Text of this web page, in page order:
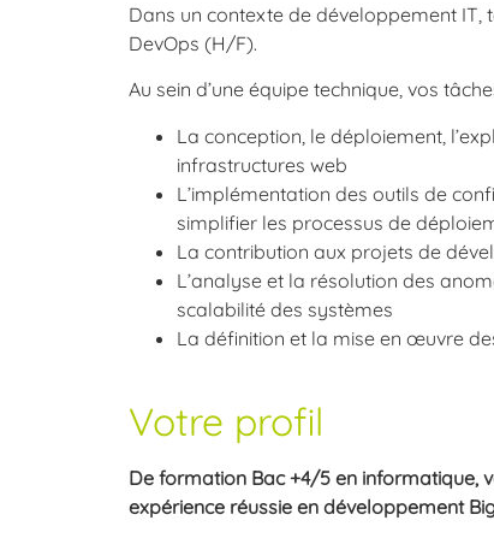
Dans un contexte de développement
DevOps (H/F).
Au sein d’une équipe technique, vos
La conception, le déploiement,
infrastructures web
L’implémentation des outils de
simplifier les processus de
La contribution aux projets de
L’analyse et la résolution des
scalabilité des systèmes
La définition et la mise en œuvre
Votre profil
De formation Bac +4/5 en informatique,
expérience réussie en développement